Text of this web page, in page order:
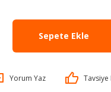
Sepete Ekle
Yorum Yaz Tavsiye